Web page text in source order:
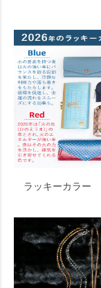
ラッキーカラー